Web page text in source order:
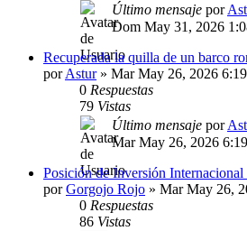
Último mensaje por
Dom May 31, 2026
Recuperada la quilla de un barco
porAstur» Mar May 26, 2026
0 Respuestas
79 Vistas
Último mensaje por
Mar May 26, 2026
Posición de Inversión
porGorgojo Rojo » Mar May 26,
0 Respuestas
86 Vistas